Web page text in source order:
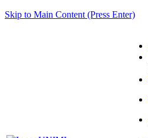
Skip to Main Content (Press Enter)